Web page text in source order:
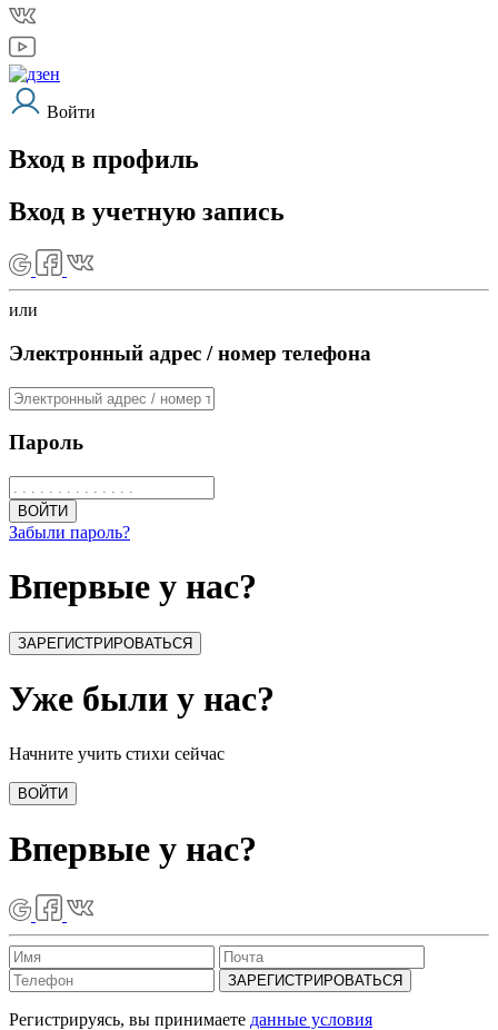
Войти
Вход в профиль
Вход в учетную запись
или
Электронный адрес / номер телефона
Пароль
ВОЙТИ
Забыли пароль?
Впервые у нас?
ЗАРЕГИСТРИРОВАТЬСЯ
Уже были у нас?
Начните учить стихи сейчас
ВОЙТИ
Впервые у нас?
ЗАРЕГИСТРИРОВАТЬСЯ
Регистрируясь, вы принимаете данные условия